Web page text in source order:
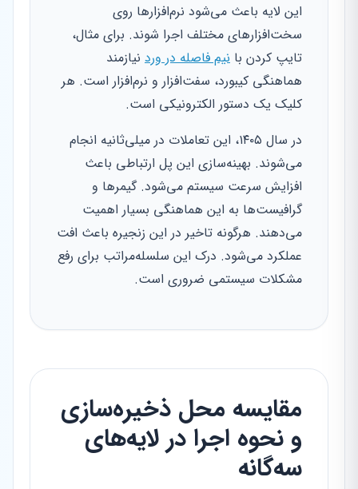
این لایه باعث می‌شود نرم‌افزارها روی
سخت‌افزارهای مختلف اجرا شوند. برای مثال،
تایپ کردن با نیم فاصله در ورد نیازمند
هماهنگی کیبورد، سفت‌افزار و نرم‌افزار است. هر
کلیک یک دستور الکترونیکی است.
در سال ۱۴۰۵، این تعاملات در میلی‌ثانیه انجام
می‌شوند. بهینه‌سازی این پل ارتباطی باعث
افزایش سرعت سیستم می‌شود. گیمرها و
گرافیست‌ها به این هماهنگی بسیار اهمیت
می‌دهند. هرگونه تاخیر در این زنجیره باعث افت
عملکرد می‌شود. درک این سلسله‌مراتب برای رفع
مشکلات سیستمی ضروری است.
مقایسه محل ذخیره‌سازی
و نحوه اجرا در لایه‌های
سه‌گانه